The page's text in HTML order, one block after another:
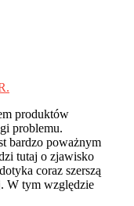
produktów
problemu.
bardzo poważnym
tutaj o zjawisko
coraz szerszą
W tym względzie